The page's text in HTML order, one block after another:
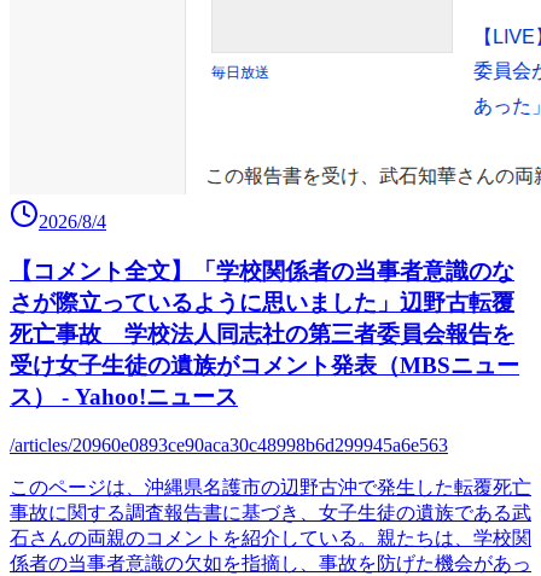
2026/8/4
【コメント全文】「学校関係者の当事者意識のな
さが際立っているように思いました」辺野古転覆
死亡事故 学校法人同志社の第三者委員会報告を
受け女子生徒の遺族がコメント発表（MBSニュー
ス） - Yahoo!ニュース
/articles/20960e0893ce90aca30c48998b6d299945a6e563
このページは、沖縄県名護市の辺野古沖で発生した転覆死亡
事故に関する調査報告書に基づき、女子生徒の遺族である武
石さんの両親のコメントを紹介している。親たちは、学校関
係者の当事者意識の欠如を指摘し、事故を防げた機会があっ